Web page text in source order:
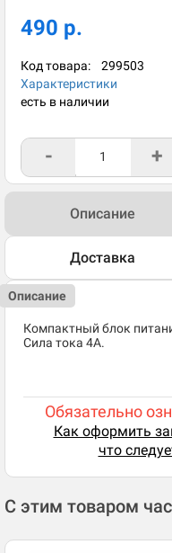
490 р.
Код товара: 299503
Характеристики
есть в наличии
- +
Описание
Доставка
Описание
Компактный блок
Сила тока 4A.
Обязательно
Как оформить
что
С этим товаром